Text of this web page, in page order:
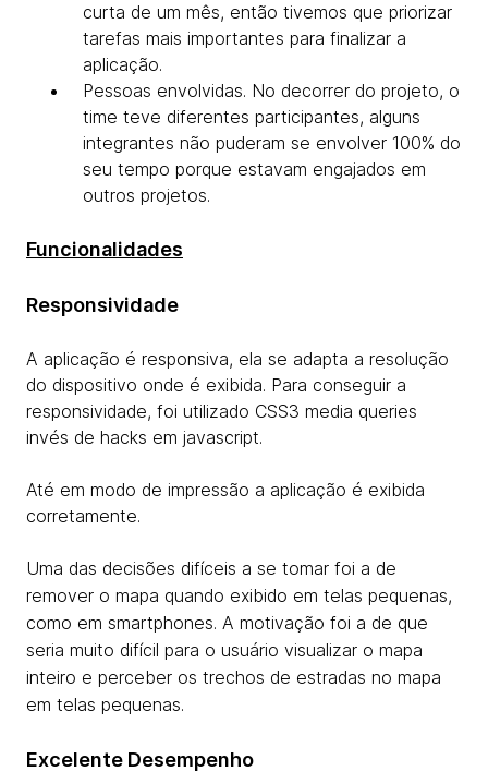
curta de um mês, então tivemos que priorizar
tarefas mais importantes para finalizar a
aplicação.
Pessoas envolvidas. No decorrer do projeto, o
time teve diferentes participantes, alguns
integrantes não puderam se envolver 100% do
seu tempo porque estavam engajados em
outros projetos.
Funcionalidades
Responsividade
A aplicação é responsiva, ela se adapta a resolução
do dispositivo onde é exibida. Para conseguir a
responsividade, foi utilizado CSS3 media queries
invés de hacks em javascript.
Até em modo de impressão a aplicação é exibida
corretamente.
Uma das decisões difíceis a se tomar foi a de
remover o mapa quando exibido em telas pequenas,
como em smartphones. A motivação foi a de que
seria muito difícil para o usuário visualizar o mapa
inteiro e perceber os trechos de estradas no mapa
em telas pequenas.
Excelente Desempenho